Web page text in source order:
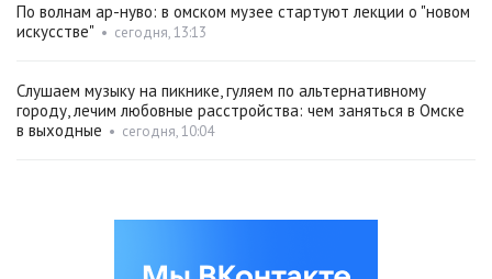
По волнам ар-нуво: в омском музее стартуют лекции о "новом
искусстве" • сегодня, 13:13
Слушаем музыку на пикнике, гуляем по альтернативному
городу, лечим любовные расстройства: чем заняться в Омске
в выходные • сегодня, 10:04